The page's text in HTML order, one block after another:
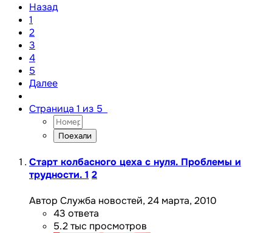
Назад
1
2
3
4
5
Далее
Страница 1 из 5
Старт колбасного цеха с нуля. Проблемы и
трудности. 1 2
Автор Служба новостей, 24 марта, 2010
43 ответа
5.2 тыс просмотров